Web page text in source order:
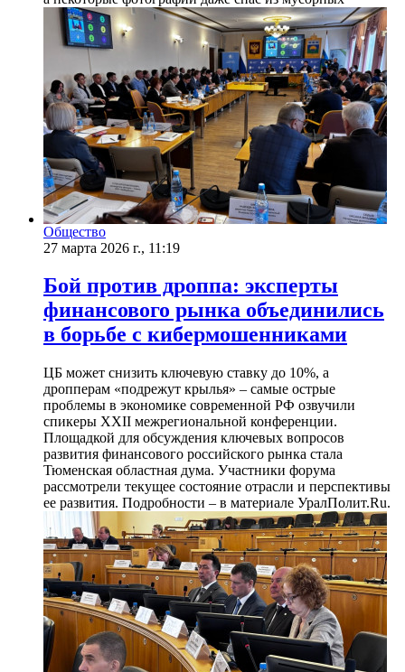
Общество
27 марта 2026 г., 11:19
Бой против дроппа: эксперты
финансового рынка объединились
в борьбе с кибермошенниками
ЦБ может снизить ключевую ставку до 10%, а
дропперам «подрежут крылья» – самые острые
проблемы в экономике современной РФ озвучили
спикеры XXII межрегиональной конференции.
Площадкой для обсуждения ключевых вопросов
развития финансового российского рынка стала
Тюменская областная дума. Участники форума
рассмотрели текущее состояние отрасли и перспективы
ее развития. Подробности – в материале УралПолит.Ru.